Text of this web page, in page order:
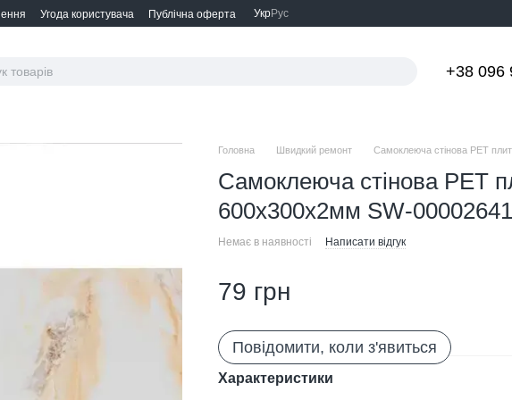
Угода користувача Публічна оферта УкрРус
+38 096
Головна Швидкий ремонт Самоклеюча стінова PET
Самоклеюча стінова PET
600х300х2мм SW-00002641
Немає в наявності Написати відгук
79 грн
Повідомити, коли з'явиться
Характеристики